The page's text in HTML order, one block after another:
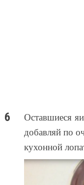
Оставшиеся
добавляй по
кухонной